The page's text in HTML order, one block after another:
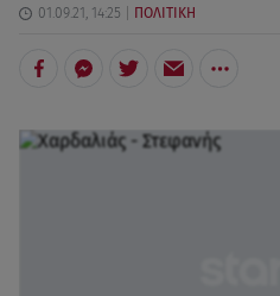
01.09.21, 14:25 ΠΟΛΙΤΙΚΗ